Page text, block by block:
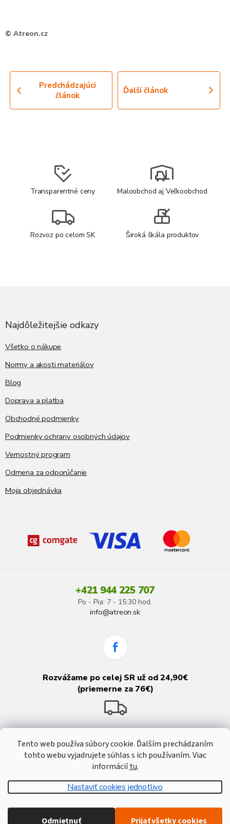
Tento web používa súbory cookie. Ďalším prechádzaním
tohto webu vyjadrujete súhlas s ich používaním. Viac
informáciítu.
Nastaviť cookies jednotlivo
Odmietnuť Prijať všetky cookies
© Atreon.cz
Predchádzajúci
článok
Ďalší článok
Transparentné ceny Maloobchod aj Veľkoobchod
Rozvoz po celom SK Široká škála produktov
Najdôležitejšie odkazy
Všetko o nákupe
Normy a akosti materiálov
Blog
Doprava a platba
Obchodné podmienky
Podmienky ochrany osobných údajov
Vernostný program
Odmena za odporúčanie
Moja objednávka
+421 944 225 707
Po - Pia: 7 - 15:30 hod.
info@atreon.sk
Rozvážame po celej SR už od 24,90€
(priemerne za 76€)
Vytvoril Shoptet